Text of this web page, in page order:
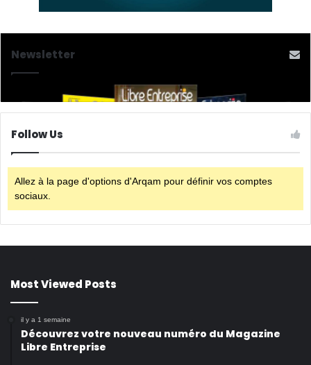
Newsletter
Follow Us
Allez à la page d'options d'Arqam pour définir vos comptes
sociaux.
Most Viewed Posts
il y a 1 semaine
Découvrez votre nouveau numéro du Magazine
Libre Entreprise